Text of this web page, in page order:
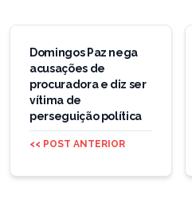
Navegação
Post
Domingos Paz nega
acusações de
procuradora e diz ser
vítima de
perseguição política
<< POST ANTERIOR